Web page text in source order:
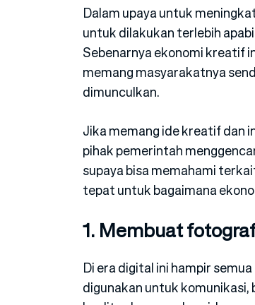
Dalam upaya untuk
untuk dilakukan terlebih
Sebenarnya ekonomi kreatif
memang masyarakatnya
dimunculkan.
Jika memang ide kreatif dan
pihak pemerintah
supaya bisa memahami
tepat untuk bagaimana
1. Membuat
Di era digital ini hampir
digunakan untuk komunikasi,